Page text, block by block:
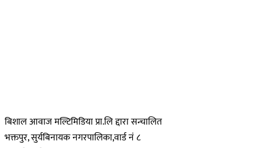
बिशाल आवाज मल्टिमिडिया प्रा.लि द्दारा सन्चालित
भक्तपुर, सुर्यबिनायक नगरपालिका,वार्ड नं ८